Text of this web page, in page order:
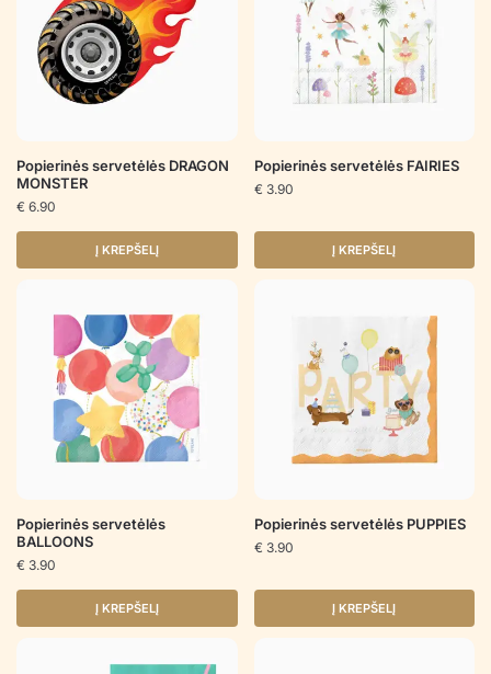
Popierinės servetėlės DRAGON
MONSTER
€ 6.90
Į KREPŠELĮ
Popierinės servetėlės FAIRIES
€ 3.90
Į KREPŠELĮ
Popierinės servetėlės
BALLOONS
€ 3.90
Į KREPŠELĮ
Popierinės servetėlės PUPPIES
€ 3.90
Į KREPŠELĮ